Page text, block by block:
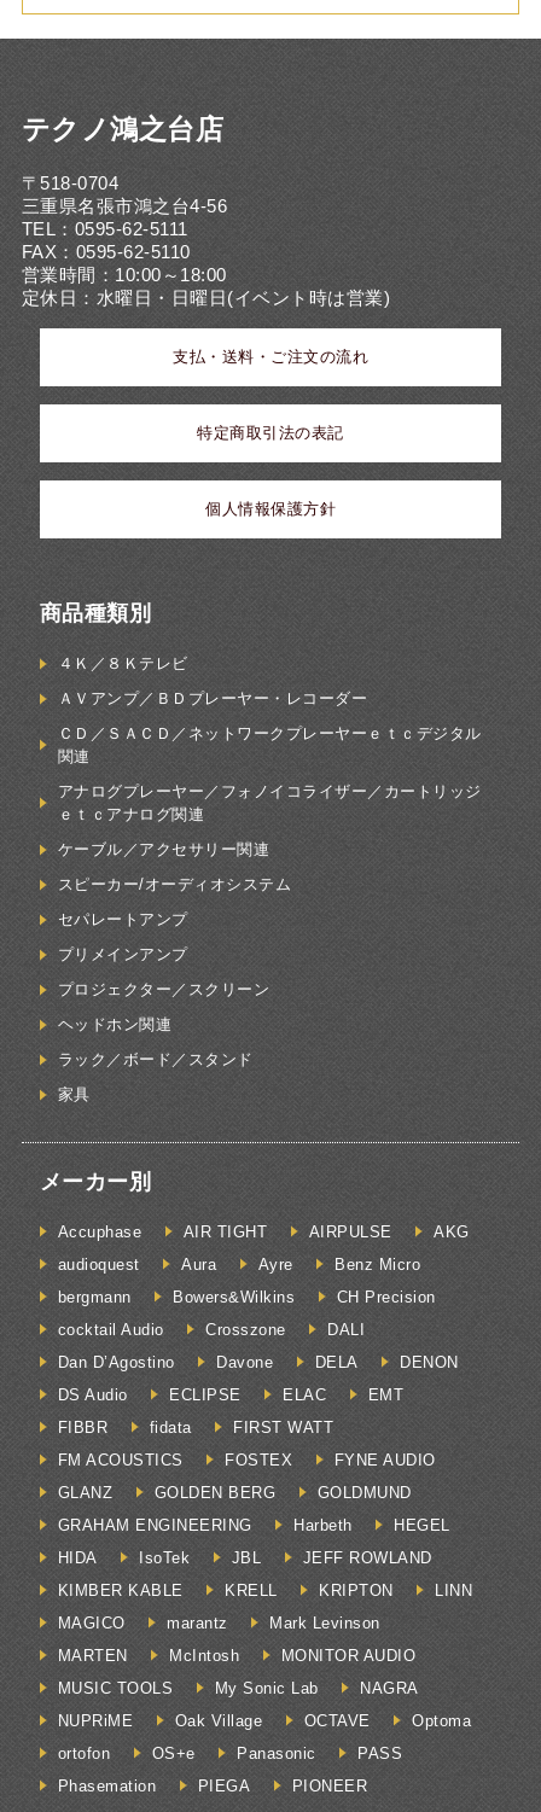
テクノ鴻之台店
〒518-0704
三重県名張市鴻之台4-56
TEL：0595-62-5111
FAX：0595-62-5110
営業時間：10:00～18:00
定休日：水曜日・日曜日(イベント時は営業)
支払・送料・ご注文の流れ
特定商取引法の表記
個人情報保護方針
商品種類別
４Ｋ／８Ｋテレビ
ＡＶアンプ／ＢＤプレーヤー・レコーダー
ＣＤ／ＳＡＣＤ／ネットワークプレーヤーｅｔｃデジタル
関連
アナログプレーヤー／フォノイコライザー／カートリッジ
ｅｔｃアナログ関連
ケーブル／アクセサリー関連
スピーカー/オーディオシステム
セパレートアンプ
プリメインアンプ
プロジェクター／スクリーン
ヘッドホン関連
ラック／ボード／スタンド
家具
メーカー別
Accuphase AIR TIGHT AIRPULSE
AKG
audioquest
Aura Ayre
Benz Micro
bergmann
Bowers&Wilkins
CH Precision
cocktail Audio
Crosszone
DALI
Dan D’Agostino
Davone DELA
DENON
DS Audio
ECLIPSE ELAC
EMT
FIBBR
fidata
FIRST WATT
FM ACOUSTICS
FOSTEX
FYNE AUDIO
GLANZ
GOLDEN BERG
GOLDMUND
GRAHAM ENGINEERING
Harbeth
HEGEL
HIDA
IsoTek JBL
JEFF ROWLAND
KIMBER KABLE
KRELL KRIPTON
LINN
MAGICO
marantz
Mark Levinson
MARTEN
McIntosh
MONITOR AUDIO
MUSIC TOOLS
My Sonic Lab
NAGRA
NUPRiME
Oak Village OCTAVE
Optoma
ortofon
OS+e Panasonic
PASS
Phasemation
PIEGA
PIONEER